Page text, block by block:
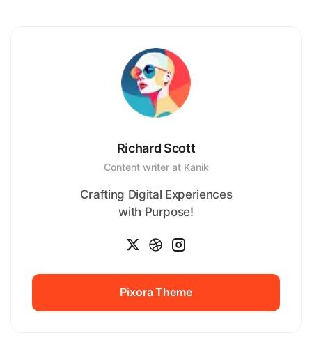
Richard Scott
Content writer at Kanik
Crafting Digital Experiences
with Purpose!
Pixora Theme